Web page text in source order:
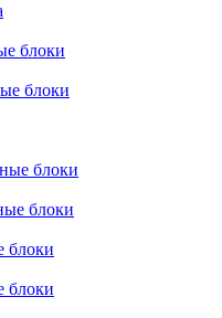
блоки
блоки
блоки
блоки
блоки
блоки